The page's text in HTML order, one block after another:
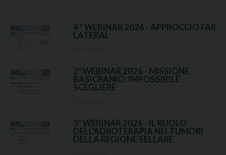
4 ° WEBINAR 2026 - APPROCCIO FAR
LATERAL
2° WEBINAR 2026 - MISSIONE
BASICRANIO: IMPOSSIBILE
SCEGLIERE
3° WEBINAR 2026 - IL RUOLO
DELL’ADROTERAPIA NEI TUMORI
DELLA REGIONE SELLARE